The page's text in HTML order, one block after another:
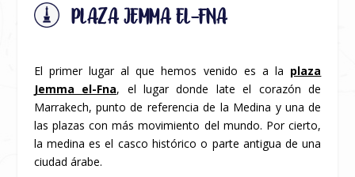
PLAZA JEMMA EL-FNA
El primer lugar al que hemos venido es a la plaza
Jemma el-Fna, el lugar donde late el corazón de
Marrakech, punto de referencia de la Medina y una de
las plazas con más movimiento del mundo. Por cierto,
la medina es el casco histórico o parte antigua de una
ciudad árabe.